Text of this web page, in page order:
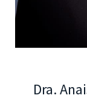
Dra.